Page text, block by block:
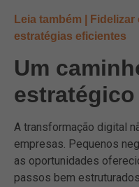
Leia também |
estratégias eficientes
Um
estratégico
A transformação digital
empresas. Pequenos
as oportunidades
passos bem